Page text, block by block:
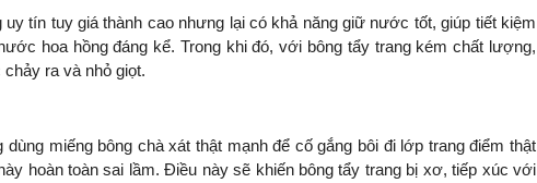
uy tín tuy giá thành cao nhưng lại có khả năng giữ nước tốt, giúp tiết kiệm
hoa hồng đáng kể. Trong khi đó, với bông tẩy trang kém chất lượng,
ra và nhỏ giọt.
miếng bông chà xát thật mạnh để cố gắng bôi đi lớp trang điểm thật
hoàn toàn sai lầm. Điều này sẽ khiến bông tẩy trang bị xơ, tiếp xúc với